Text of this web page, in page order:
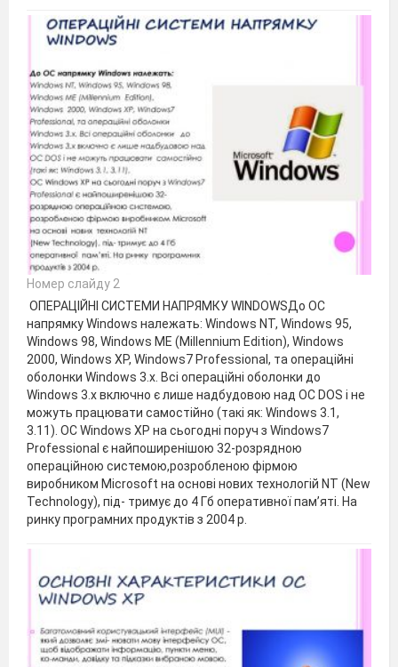
Номер слайду 2
ОПЕРАЦІЙНІ СИСТЕМИ НАПРЯМКУ WINDOWSДо ОС
напрямку Windows належать: Windows NT, Windows 95,
Windows 98, Windows ME (Millennium Edition), Windows
2000, Windows XP, Windows7 Professional, та операційні
оболонки Windows 3.х. Всі операційні оболонки до
Windows 3.х включно є лише надбудовою над ОС DOS і не
можуть працювати самостійно (такі як: Windows 3.1,
3.11). ОС Windows XP на сьогодні поруч з Windows7
Professional є найпоширенішою 32-розрядною
операційною системою,розробленою фірмою
виробником Microsoft на основі нових технологій NT (New
Technology), під- тримує до 4 Гб оперативної пам’яті. На
ринку програмних продуктів з 2004 р.